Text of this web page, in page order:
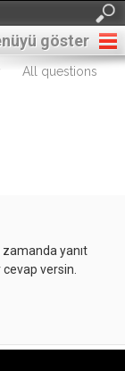
göster
All questions
zamanda yanıt
versin.